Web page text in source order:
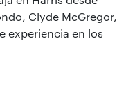
Clyde McGregor,
experiencia en los